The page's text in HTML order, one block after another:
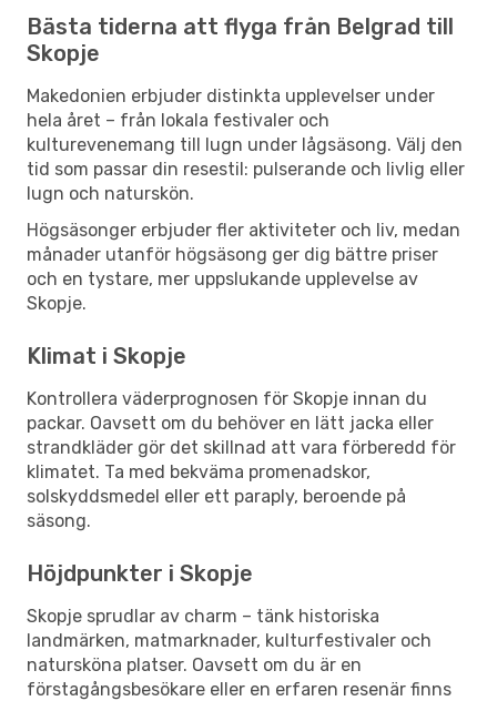
Bästa tiderna att flyga från Belgrad till
Skopje
Makedonien erbjuder distinkta upplevelser under
hela året – från lokala festivaler och
kulturevenemang till lugn under lågsäsong. Välj den
tid som passar din resestil: pulserande och livlig eller
lugn och naturskön.
Högsäsonger erbjuder fler aktiviteter och liv, medan
månader utanför högsäsong ger dig bättre priser
och en tystare, mer uppslukande upplevelse av
Skopje.
Klimat i Skopje
Kontrollera väderprognosen för Skopje innan du
packar. Oavsett om du behöver en lätt jacka eller
strandkläder gör det skillnad att vara förberedd för
klimatet. Ta med bekväma promenadskor,
solskyddsmedel eller ett paraply, beroende på
säsong.
Höjdpunkter i Skopje
Skopje sprudlar av charm – tänk historiska
landmärken, matmarknader, kulturfestivaler och
natursköna platser. Oavsett om du är en
förstagångsbesökare eller en erfaren resenär finns